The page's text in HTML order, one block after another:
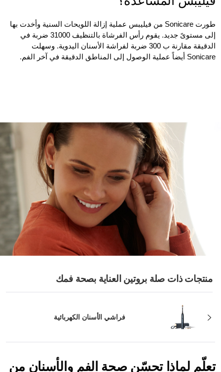
طورت Sonicare من فيليبس عملية إزالة اللويحات السنية وأخدت بها
إلى مستوىً جديد. يقوم رأس الفرشاة بالتنظيف 31000 ضربة في
الدقيقة مقارنة ب 300 ضربة لفراشة الأسنان اليدوية. وسهلت
Sonicare أيضاً عملية الوصول إلى المناطق الدقيقة في آخر الفم.
منتجات ذات صلة بروتين العناية بصحة فمك
فراشي الأسنان الكهربائية
تعلّم لماذا تحسّن صحة الفم والأسنان من